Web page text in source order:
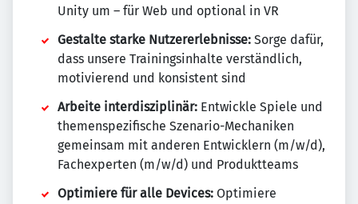
Unity um – für Web und optional in VR
Gestalte starke Nutzererlebnisse: Sorge dafür,
dass unsere Trainingsinhalte verständlich,
motivierend und konsistent sind
Arbeite interdisziplinär: Entwickle Spiele und
themenspezifische Szenario-Mechaniken
gemeinsam mit anderen Entwicklern (m/w/d),
Fachexperten (m/w/d) und Produktteams
Optimiere für alle Devices: Optimiere